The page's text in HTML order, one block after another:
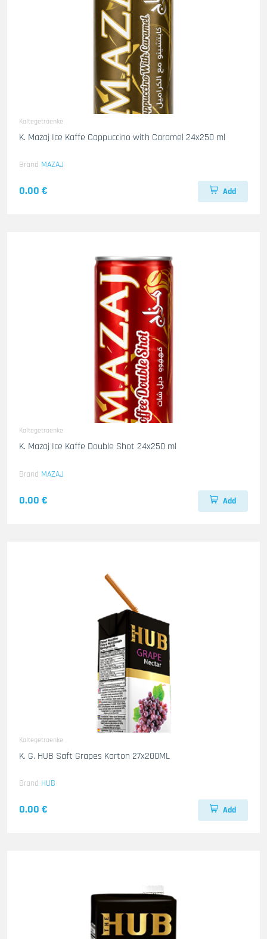
Kaltegetraenke
K. Mazaj Ice Kaffe Cappuccino with Caramel 24x250 ml
Brand MAZAJ
0.00 € Add
Kaltegetraenke
K. Mazaj Ice Kaffe Double Shot 24x250 ml
Brand MAZAJ
0.00 € Add
Kaltegetraenke
K. G. HUB Saft Grapes Karton 27x200ML
Brand HUB
0.00 € Add